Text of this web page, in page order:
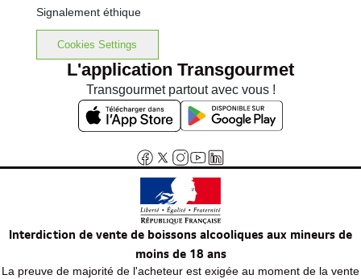
Signalement éthique
Cookies Settings
L'application Transgourmet
Transgourmet partout avec vous !
Interdiction de vente de boissons alcooliques aux mineurs de
moins de 18 ans
La preuve de majorité de l'acheteur est exigée au moment de la vente